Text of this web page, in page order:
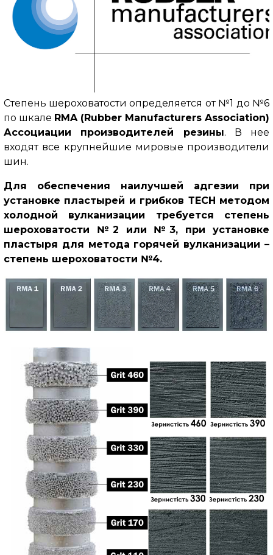
Степень шероховатости определяется от №1 до №6
по шкале RMA (Rubber Manufacturers Association)
Ассоциации производителей резины. В нее
входят все крупнейшие мировые производители
шин.
Для обеспечения наилучшей адгезии при
установке пластырей и грибков ТЕСН методом
холодной вулканизации требуется степень
шероховатости №2 или №3, при установке
пластыря для метода горячей вулканизации –
степень шероховатости №4.